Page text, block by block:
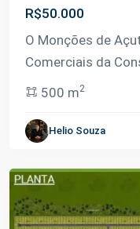
R$50.000
O Monções de
Comerciais da
500 m2
Helio Souza
Km
02
Braga,